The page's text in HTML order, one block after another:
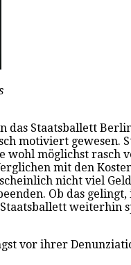
das Staatsballett
motiviert gewesen.
möglichst rasch
mit den
nicht viel
Ob das
weiterhin
vor ihrer